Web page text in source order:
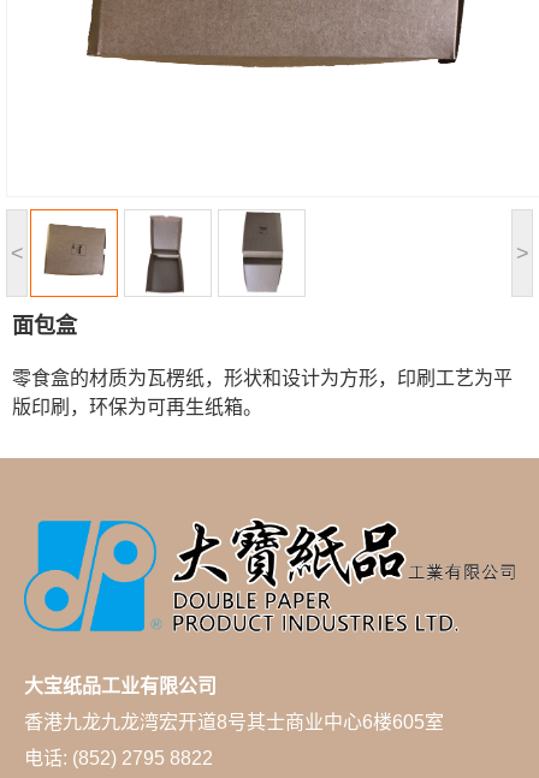
< >
面包盒
零食盒的材质为瓦楞纸，形状和设计为方形，印刷工艺为平
版印刷，环保为可再生纸箱。
大宝纸品工业有限公司
香港九龙九龙湾宏开道8号其士商业中心6楼605室
电话: (852) 2795 8822